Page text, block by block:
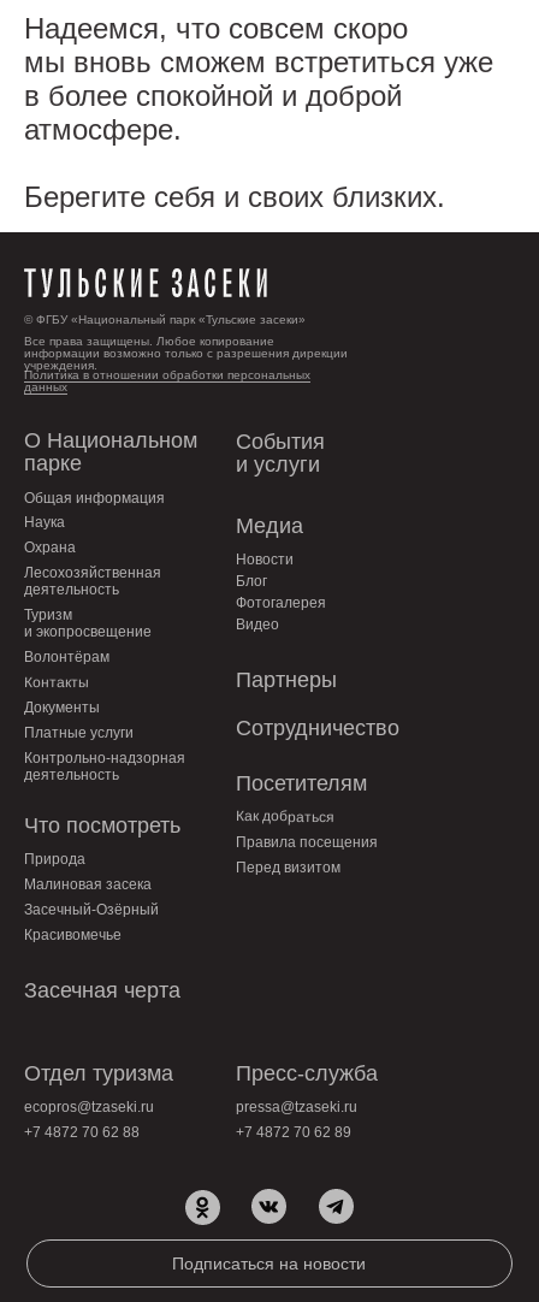
Надеемся, что совсем скоро
мы вновь сможем встретиться уже
в более спокойной и доброй
атмосфере.
Берегите себя и своих близких.
Волонтёрам
Контакты
Документы
Платные услуги
Перед визитом
Правила посещения
Как добраться
Засечная черта
О Национальном
парке
© ФГБУ «Национальный парк «Тульские засеки»
Все права защищены. Любое копирование
информации возможно только с разрешения дирекции
учреждения.
Политика в отношении обработки персональных
данных
Общая информация
Наука
Охрана
Лесохозяйственная
деятельность
Туризм
и экопросвещение
Контрольно-надзорная
деятельность
События
и услуги
Красивомечье
Засечный-Озёрный
Малиновая засека
Природа
Что посмотреть
Партнеры
Сотрудничество
Посетителям
Новости
Блог
Фотогалерея
Видео
Медиа
+7 4872 70 62 88
ecopros@tzaseki.ru
Отдел туризма Пресс-служба
+7 4872 70 62 89
pressa@tzaseki.ru
Подписаться на новости